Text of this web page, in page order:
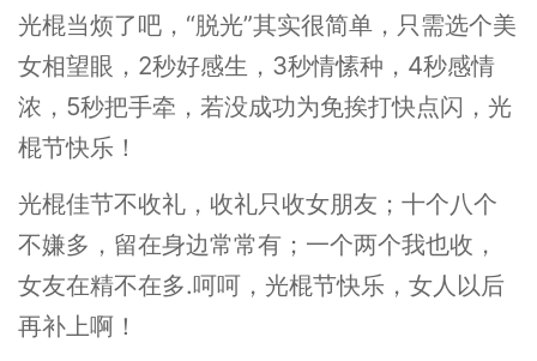
光棍当烦了吧，“脱光”其实很简单，只需选个美
女相望眼，2秒好感生，3秒情愫种，4秒感情
浓，5秒把手牵，若没成功为免挨打快点闪，光
棍节快乐！
光棍佳节不收礼，收礼只收女朋友；十个八个
不嫌多，留在身边常常有；一个两个我也收，
女友在精不在多.呵呵，光棍节快乐，女人以后
再补上啊！